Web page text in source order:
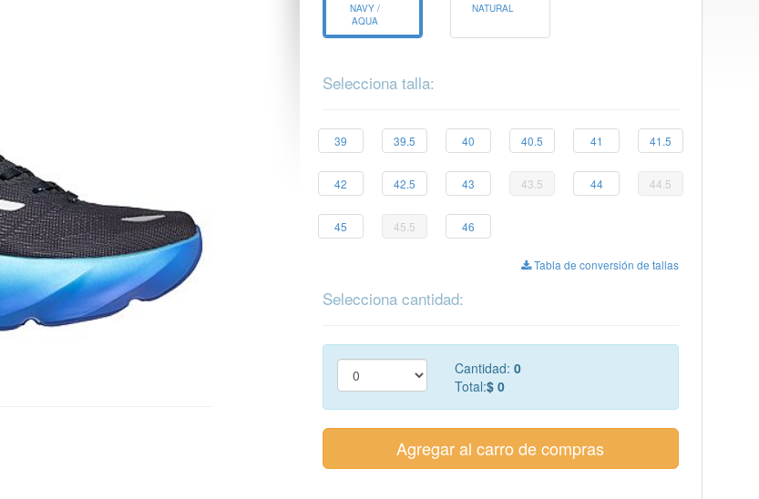
NAVY /
AQUA
NATURAL
Selecciona talla:
39 39.5 40 40.5 41 41.5
42 42.5 43 43.5 44 44.5
45 45.5 46
Tabla de conversión de tallas
Selecciona cantidad:
Cantidad: 0
Total:$ 0
Agregar al carro de compras